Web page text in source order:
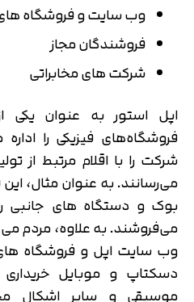
وب سایت و فروشگاه
فروشندگان مجاز
شرکت های مخابراتی
اپل استور به عنوان یکی
فروشگاه‌های فیزیکی را
شرکت را با اقلام مرتبط از
می‌رسانند. به عنوان مثال،
بوک و دستگاه های جانبی را
می‌فروشند. به علاوه، مردم می
وب سایت اپل و فروشگاه
دسکتاپ و موبایل خریداری
موسیقی و سایر اشکال